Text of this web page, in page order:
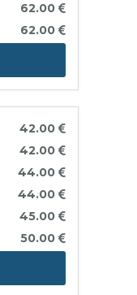
62.00
62.00
42.00
42.00
44.00
44.00
45.00
50.00